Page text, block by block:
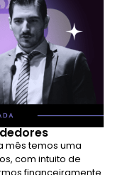
mês temos uma
com intuito de
financeiramente.